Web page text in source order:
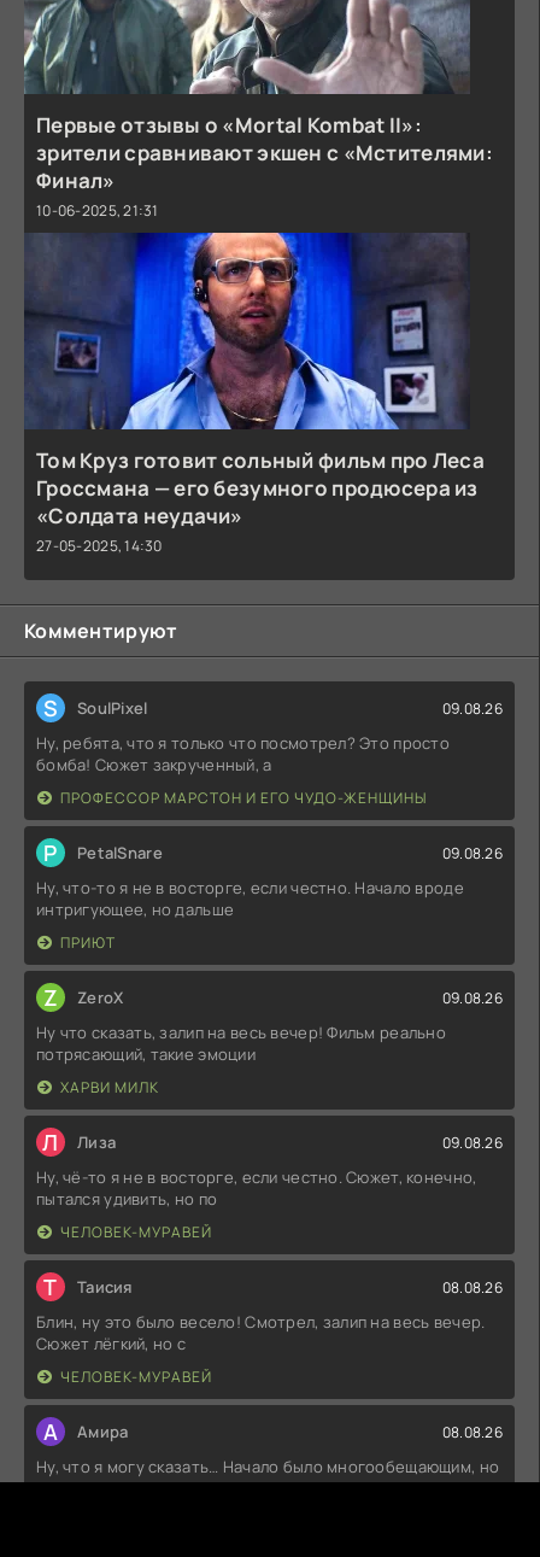
Первые отзывы о «Mortal Kombat II»:
зрители сравнивают экшен с «Мстителями:
Финал»
10-06-2025, 21:31
Том Круз готовит сольный фильм про Леса
Гроссмана — его безумного продюсера из
«Солдата неудачи»
27-05-2025, 14:30
Комментируют
S SoulPixel 09.08.26
Ну, ребята, что я только что посмотрел? Это просто
бомба! Сюжет закрученный, а
ПРОФЕССОР МАРСТОН И ЕГО ЧУДО-ЖЕНЩИНЫ
P PetalSnare 09.08.26
Ну, что-то я не в восторге, если честно. Начало вроде
интригующее, но дальше
ПРИЮТ
Z ZeroX 09.08.26
Ну что сказать, залип на весь вечер! Фильм реально
потрясающий, такие эмоции
ХАРВИ МИЛК
Л Лиза 09.08.26
Ну, чё-то я не в восторге, если честно. Сюжет, конечно,
пытался удивить, но по
ЧЕЛОВЕК-МУРАВЕЙ
Т Таисия 08.08.26
Блин, ну это было весело! Смотрел, залип на весь вечер.
Сюжет лёгкий, но с
ЧЕЛОВЕК-МУРАВЕЙ
А Амира 08.08.26
Ну, что я могу сказать… Начало было многообещающим, но
потом как-то всё